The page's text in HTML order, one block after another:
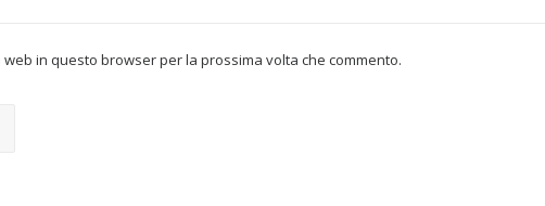
web in questo browser per la prossima volta che commento.